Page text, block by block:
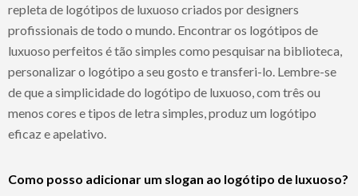
repleta de logótipos de luxuoso criados por designers
profissionais de todo o mundo. Encontrar os logótipos de
luxuoso perfeitos é tão simples como pesquisar na biblioteca,
personalizar o logótipo a seu gosto e transferi-lo. Lembre-se
de que a simplicidade do logótipo de luxuoso, com três ou
menos cores e tipos de letra simples, produz um logótipo
eficaz e apelativo.
Como posso adicionar um slogan ao logótipo de luxuoso?